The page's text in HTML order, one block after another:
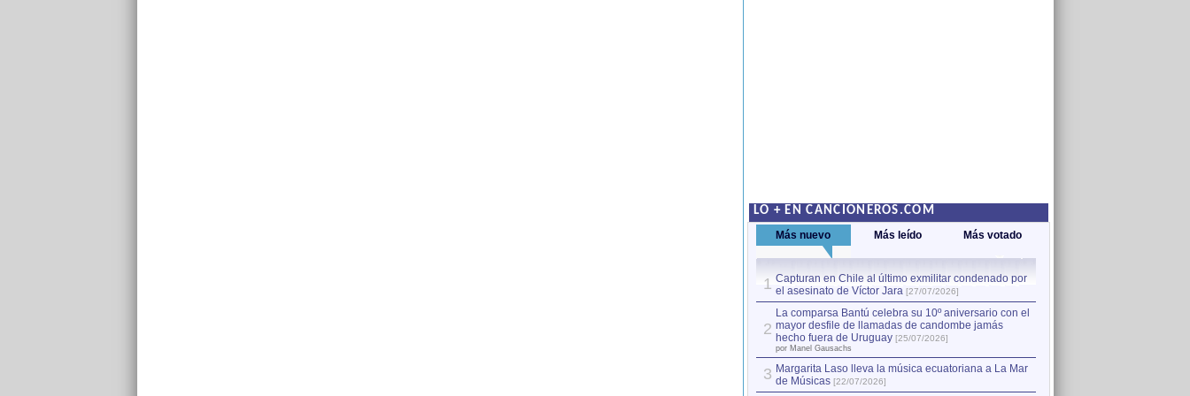
LO + EN CANCIONEROS.COM
Más nuevo Más leído Más votado
1 Capturan en Chile al último exmilitar condenado por
el asesinato de Víctor Jara [27/07/2026]
2
La comparsa Bantú celebra su 10º aniversario con el
mayor desfile de llamadas de candombe jamás
hecho fuera de Uruguay [25/07/2026]
por Manel Gausachs
3 Margarita Laso lleva la música ecuatoriana a La Mar
de Músicas [22/07/2026]